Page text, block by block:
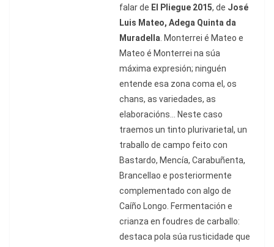
falar de El Pliegue 2015, de José
Luis Mateo, Adega Quinta da
Muradella . Monterrei é Mateo e
Mateo é Monterrei na súa
máxima expresión; ninguén
entende esa zona coma el, os
chans, as variedades, as
elaboracións... Neste caso
traemos un tinto plurivarietal, un
traballo de campo feito con
Bastardo, Mencía, Carabuñenta,
Brancellao e posteriormente
complementado con algo de
Caíño Longo. Fermentación e
crianza en foudres de carballo:
destaca pola súa rusticidade que